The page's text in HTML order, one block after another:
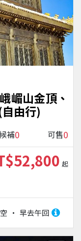
嵋山金頂、
由行)
補0 可售0
早去午回
起